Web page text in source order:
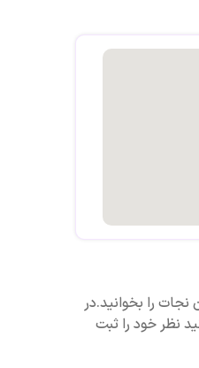
نجات را بخوانید.در
نظر خود را ثبت